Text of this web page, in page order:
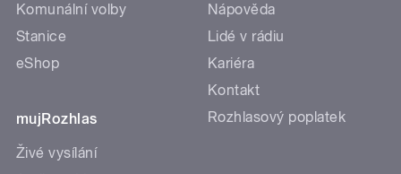
Komunální volby
Stanice
eShop
mujRozhlas
Živé vysílání
Nápověda
Lidé v rádiu
Kariéra
Kontakt
Rozhlasový poplatek